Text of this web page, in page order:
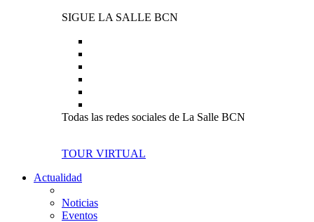
SIGUE LA SALLE BCN
Todas las redes sociales de La Salle BCN
TOUR VIRTUAL
Actualidad
Noticias
Eventos